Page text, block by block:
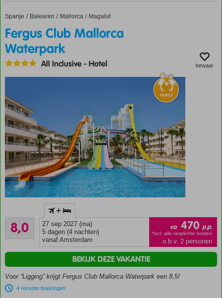
Ultra All
Activiteiten
voor jong
en oud
Home
Spanje Balearen Mallorca Magaluf
Fergus Club Mallorca Waterpark
Fergus Club Mallorca
Waterpark
All Inclusive-Hotel bewaar
Compleet
vernieuwd en
uniek
(familie)resort!
Grootste
waterpark
hotel op
8,0
Zeer goed
222
beoordelingen
+
27 sep 2027 (ma)
5 dagen (4 nachten)
vanaf Amsterdam
va 470 p.p.
*incl. alle verplichte kosten
o.b.v. 2 personen
Voor “Ligging” krijgt Fergus Club Mallorca Waterpark een 8,5!
4 recente boekingen
BEKIJK DEZE VAKANTIE